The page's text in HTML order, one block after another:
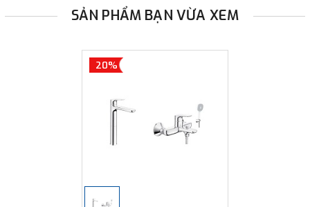
SẢN PHẨM BẠN VỪA XEM
20%